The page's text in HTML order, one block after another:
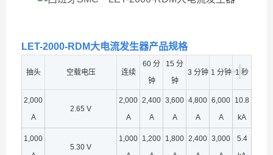
LET-2000-RDM大电流发生器产品规格
+
抽头 空载电压 连续
60 分
钟
15 分
钟
3 分钟 1 分钟 1 秒
2,000
A
2.65 V
2,000
A
2,400
A
3,600
A
4,800
A
6,000
A
10.8
kA
1,000
5.30 V
1,000 1,200 1,800 2,400 3,000
5.4